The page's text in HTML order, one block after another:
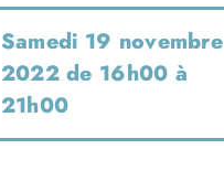
Samedi 19 novembre
2022 de 16h00 à
21h00